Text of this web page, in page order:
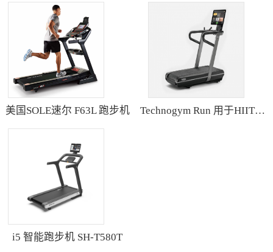
美国SOLE速尔 F63L 跑步机 Technogym Run 用于HIIT训练的跑步机
i5 智能跑步机 SH-T580T